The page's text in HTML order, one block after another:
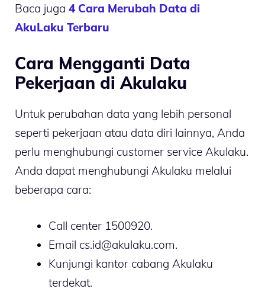
Baca juga 4 Cara Merubah Data di
AkuLaku Terbaru
Cara Mengganti Data
Pekerjaan di Akulaku
Untuk perubahan data yang lebih personal
seperti pekerjaan atau data diri lainnya, Anda
perlu menghubungi customer service Akulaku.
Anda dapat menghubungi Akulaku melalui
beberapa cara:
Call center 1500920.
Email cs.id@akulaku.com.
Kunjungi kantor cabang Akulaku
terdekat.